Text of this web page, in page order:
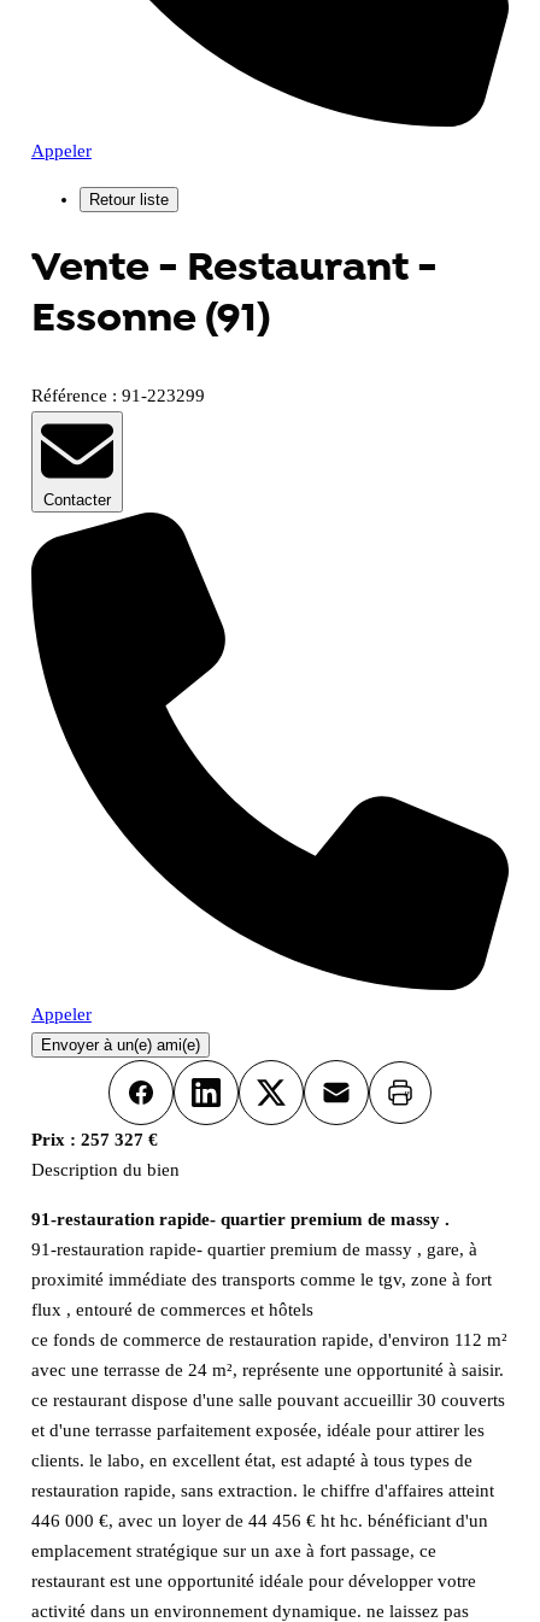
Appeler
Vente - Restaurant -
Essonne (91)
Référence : 91-223299
Contacter
Appeler
Envoyer à un(e) ami(e)
FacebookLinkedInX Email Imprimer
Prix : 257 327 €
Description du bien
91-restauration rapide- quartier premium de massy .
91-restauration rapide- quartier premium de massy , gare, à
proximité immédiate des transports comme le tgv, zone à fort
flux , entouré de commerces et hôtels
ce fonds de commerce de restauration rapide, d'environ 112 m²
avec une terrasse de 24 m², représente une opportunité à saisir.
ce restaurant dispose d'une salle pouvant accueillir 30 couverts
et d'une terrasse parfaitement exposée, idéale pour attirer les
clients. le labo, en excellent état, est adapté à tous types de
restauration rapide, sans extraction. le chiffre d'affaires atteint
446 000 €, avec un loyer de 44 456 € ht hc. bénéficiant d'un
emplacement stratégique sur un axe à fort passage, ce
restaurant est une opportunité idéale pour développer votre
activité dans un environnement dynamique. ne laissez pas